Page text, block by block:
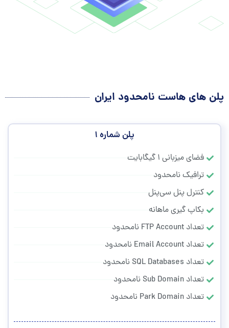
پلن های هاست نامحدود ایران
پلن شماره ۱
فضای میزبانی ۱ گیگابایت
ترافیک نامحدود
کنترل پنل سی‌پنل
بکاپ گیری ماهانه
تعداد FTP Account نامحدود
تعداد Email Account نامحدود
تعداد SQL Databases نامحدود
تعداد Sub Domain نامحدود
تعداد Park Domain نامحدود